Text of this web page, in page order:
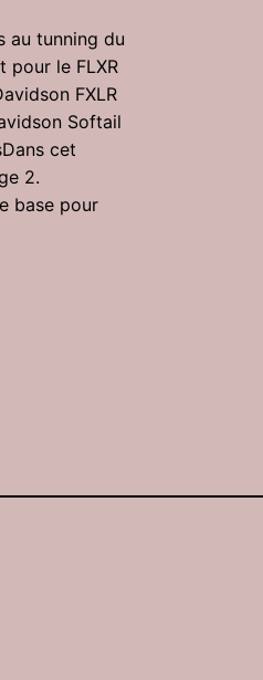
au tunning du
pour le FLXR
FXLR
Softail
cet
2.
base pour